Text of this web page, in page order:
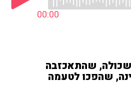
00:00
שהתאכזבה
ה-70 למדינה, שהפכו לטעמה